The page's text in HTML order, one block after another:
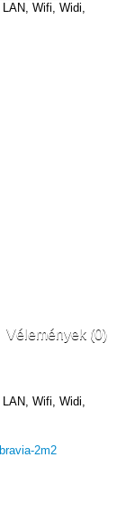
Wifi, Widi,
Vélemények (0)
Wifi, Widi,
2m2